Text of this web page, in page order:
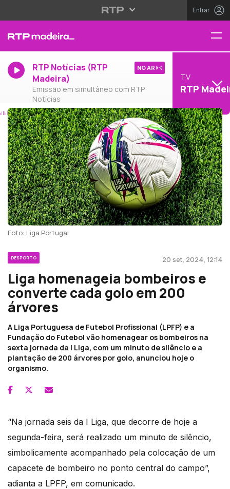
Entrar
RTP Notícias (RTP
Madeira)
Emissão em simultâneo com RTP
Notícias
NO AR
TV
RTP
Foto: Liga Portugal
DESPORTO 20 set, 2024, 12:14
Liga homenageia bombeiros e
converte cada golo em 200
árvores
A Liga Portuguesa de Futebol Profissional (LPFP) e a
Fundação do Futebol vão homenagear os bombeiros na
sexta jornada da I Liga, com um minuto de silêncio e a
plantação de 200 árvores por golo, anunciou hoje o
organismo.
“Na jornada seis da I Liga, que decorre de hoje a
segunda-feira, será realizado um minuto de silêncio,
simbolicamente acompanhado pela colocação de um
capacete de bombeiro no ponto central do campo”,
adianta a LPFP, em comunicado.